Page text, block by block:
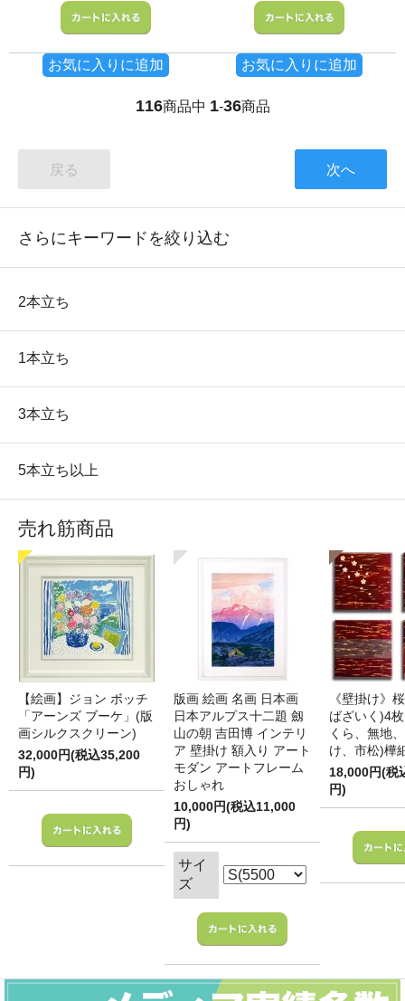
お気に入りに追加 お気に入りに追加
116商品中 1-36商品
戻る 次へ
さらにキーワードを絞り込む
2本立ち
1本立ち
3本立ち
5本立ち以上
売れ筋商品
【絵画】ジョン ボッチ
「アーンズ ブーケ」(版
画シルクスクリーン)
32,000円(税込35,200
円)
版画 絵画 名画 日本画
日本アルプス十二題 劔
山の朝 吉田博 インテリ
ア 壁掛け 額入り アート
モダン アートフレーム
おしゃれ
10,000円(税込11,000
円)
サイ
ズ
《壁掛け》
ばざいく)4
くら、無地
け、市松)樺
18,000円(税
円)